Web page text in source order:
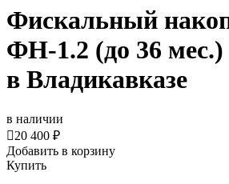
Фискальный
ФН-1.2 (до 36 мес.)
в Владикавказе
в наличии
20 400 ₽
Добавить в корзину
Купить